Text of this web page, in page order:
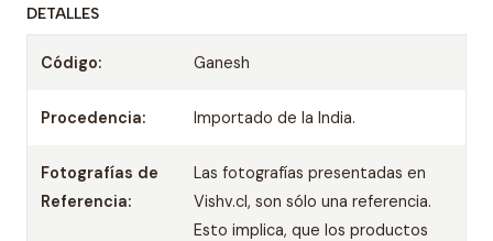
DETALLES
Código: Ganesh
Procedencia: Importado de la India.
Fotografías de
Referencia:
Las fotografías presentadas en
Vishv.cl, son sólo una referencia.
Esto implica, que los productos